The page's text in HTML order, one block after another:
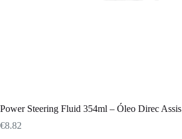
Power Steering Fluid 354ml – Óleo Direc Assis
€8.82